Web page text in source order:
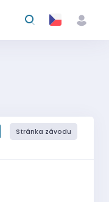
Stránka závodu